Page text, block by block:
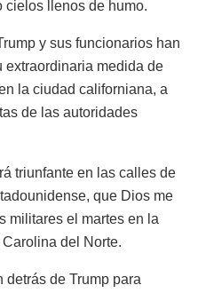
cielos llenos de humo.
y sus funcionarios han
extraordinaria medida de
la ciudad californiana, a
de las autoridades
triunfante en las calles de
que Dios me
militares el martes en la
Carolina del Norte.
detrás de Trump para